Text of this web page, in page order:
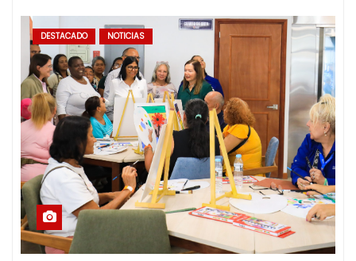
DESTACADO NOTICIAS